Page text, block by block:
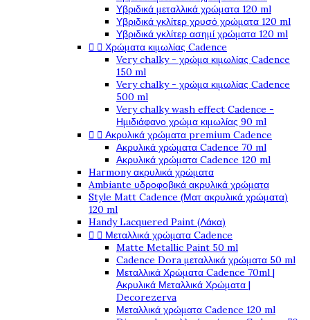
Υβριδικά μεταλλικά χρώματα 120 ml
Υβριδικά γκλίτερ χρυσό χρώματα 120 ml
Υβριδικά γκλίτερ ασημί χρώματα 120 ml
  Χρώματα κιμωλίας Cadence
Very chalky - χρώμα κιμωλίας Cadence
150 ml
Very chalky - χρώμα κιμωλίας Cadence
500 ml
Very chalky wash effect Cadence -
Ημιδιάφανο χρώμα κιμωλίας 90 ml
  Ακρυλικά χρώματα premium Cadence
Ακρυλικά χρώματα Cadence 70 ml
Ακρυλικά χρώματα Cadence 120 ml
Harmony ακρυλικά χρώματα
Ambiante υδροφοβικά ακρυλικά χρώματα
Style Matt Cadence (Ματ ακρυλικά χρώματα)
120 ml
Handy Lacquered Paint (Λάκα)
  Μεταλλικά χρώματα Cadence
Matte Metallic Paint 50 ml
Cadence Dora μεταλλικά χρώματα 50 ml
Μεταλλικά Χρώματα Cadence 70ml |
Ακρυλικά Μεταλλικά Χρώματα |
Decorezerva
Μεταλλικά χρώματα Cadence 120 ml